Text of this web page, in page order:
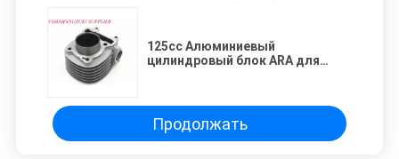
125cc Алюминиевый
цилиндровый блок ARA для
Продолжать